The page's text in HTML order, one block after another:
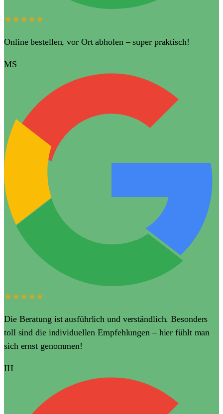
★★★★★
Online bestellen, vor Ort abholen – super praktisch!
MS
★★★★★
Die Beratung ist ausführlich und verständlich. Besonders
toll sind die individuellen Empfehlungen – hier fühlt man
sich ernst genommen!
IH